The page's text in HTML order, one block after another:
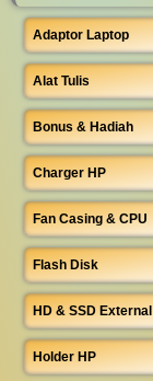
Adaptor Laptop
Alat Tulis
Bonus & Hadiah
Charger HP
Fan Casing & CPU
Flash Disk
HD & SSD External
Holder HP